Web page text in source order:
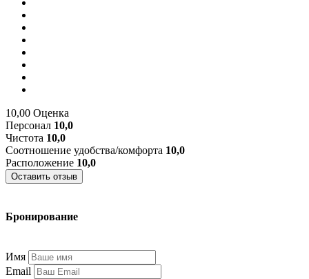
10,00 Оценка
Персонал 10,0
Чистота 10,0
Соотношение удобства/комфорта 10,0
Расположение 10,0
Оставить отзыв
Бронирование
Имя
Email